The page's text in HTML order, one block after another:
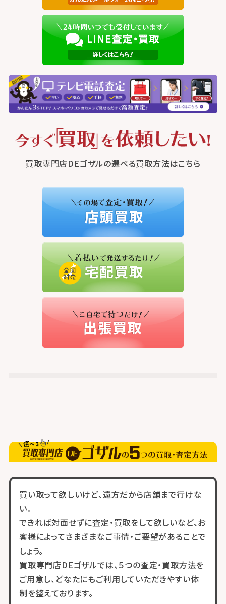
買取専門店DEゴザルの選べる買取方法はこちら
買い取って欲しいけど、遠方だから店舗まで行けな
い。
できれば対面せずに査定・買取をして欲しいなど、お
客様によってさまざまなご事情・ご要望があることで
しょう。
買取専門店DEゴザルでは、５つの査定・買取方法を
ご用意し、どなたにもご利用していただきやすい体
制を整えております。